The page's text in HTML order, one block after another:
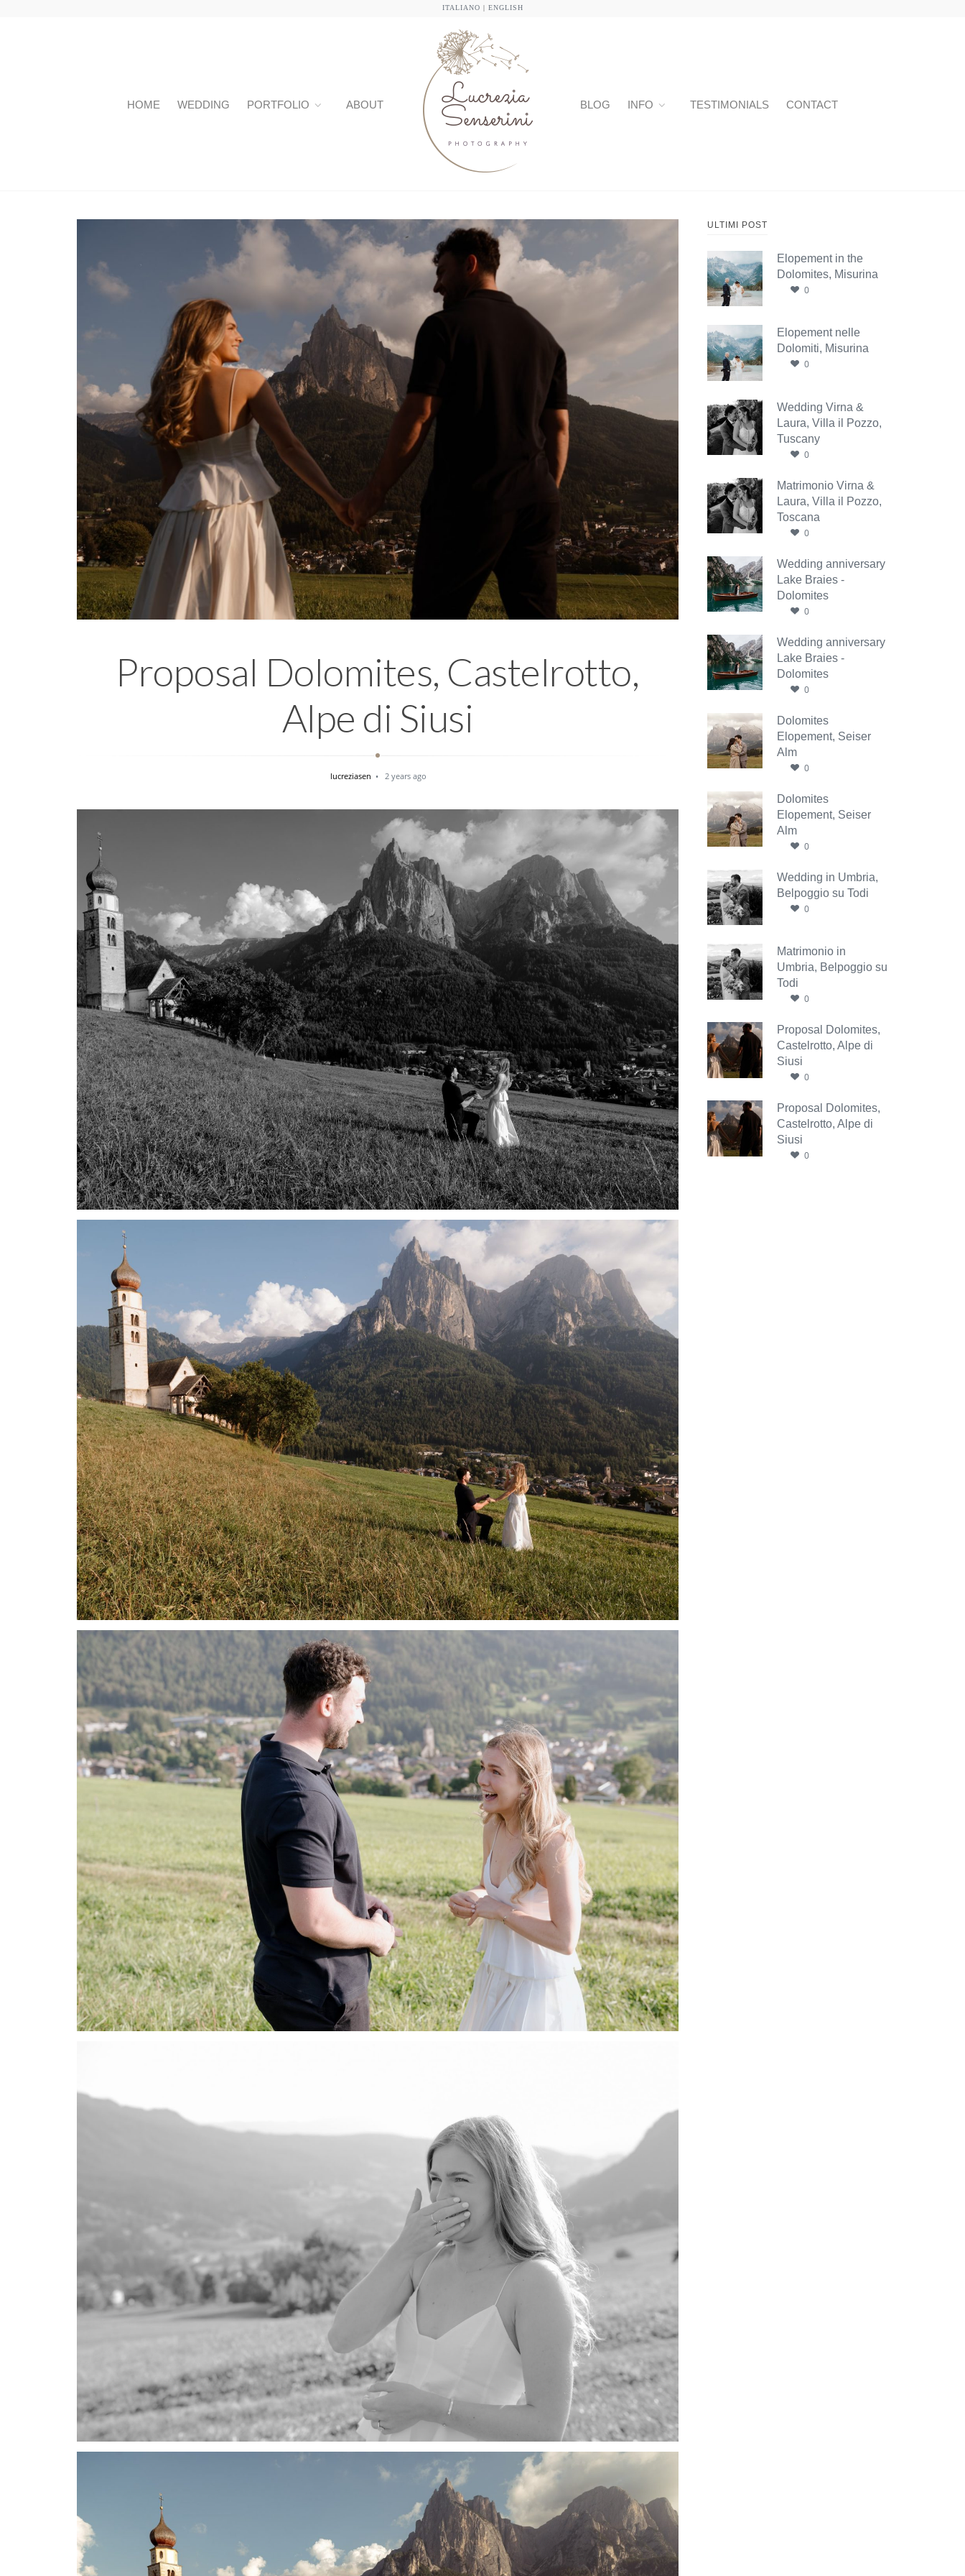
ITALIANO | ENGLISH
HOME WEDDING PORTFOLIO ABOUT BLOG INFO TESTIMONIALS CONTACT
Proposal Dolomites, Castelrotto,
Alpe di Siusi
lucreziasen 2 years ago
ULTIMI POST
Elopement in the
Dolomites, Misurina
0
Elopement nelle
Dolomiti, Misurina
0
Wedding Virna &
Laura, Villa il Pozzo,
Tuscany
0
Matrimonio Virna &
Laura, Villa il Pozzo,
Toscana
0
Wedding anniversary
Lake Braies -
Dolomites
0
Wedding anniversary
Lake Braies -
Dolomites
0
Dolomites
Elopement, Seiser
Alm
0
Dolomites
Elopement, Seiser
Alm
0
Wedding in Umbria,
Belpoggio su Todi
0
Matrimonio in
Umbria, Belpoggio su
Todi
0
Proposal Dolomites,
Castelrotto, Alpe di
Siusi
0
Proposal Dolomites,
Castelrotto, Alpe di
Siusi
0